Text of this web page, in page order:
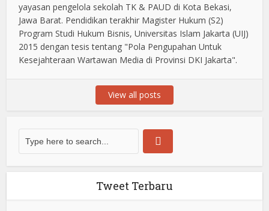
yayasan pengelola sekolah TK & PAUD di Kota Bekasi,
Jawa Barat. Pendidikan terakhir Magister Hukum (S2)
Program Studi Hukum Bisnis, Universitas Islam Jakarta (UIJ)
2015 dengan tesis tentang "Pola Pengupahan Untuk
Kesejahteraan Wartawan Media di Provinsi DKI Jakarta".
View all posts
Tweet Terbaru